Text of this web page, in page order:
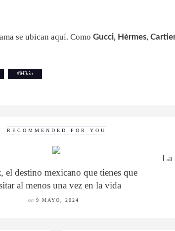
se ubican aquí. Como Gucci, Hèrmes,
#Milán
RECOMMENDED FOR YOU
el destino mexicano que tienes que
al menos una vez en la vida
on 9 MAYO, 2024
La